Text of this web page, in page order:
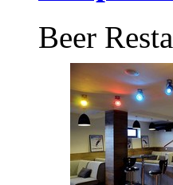
Beer